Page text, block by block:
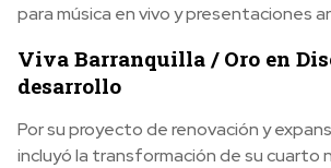
para música en vivo y presentaciones
Viva Barranquilla / Oro en
desarrollo
Por su proyecto de renovación y
incluyó la transformación de su cuarto